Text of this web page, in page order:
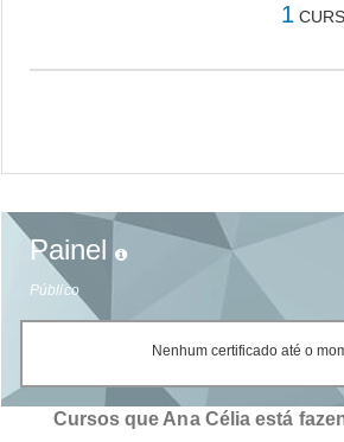
1
Painel
Público
Nenhum certificado até o
Cursos que Ana Célia está